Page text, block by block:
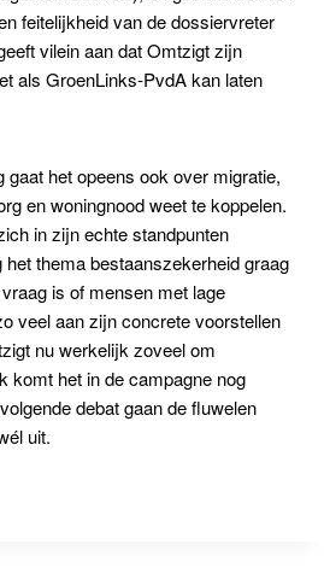
feitelijkheid van de dossiervreter
vilein aan dat Omtzigt zijn
als GroenLinks-PvdA kan laten
gaat het opeens ook over migratie,
en woningnood weet te koppelen.
in zijn echte standpunten
thema bestaanszekerheid graag
is of mensen met lage
veel aan zijn concrete voorstellen
nu werkelijk zoveel om
komt het in de campagne nog
debat gaan de fluwelen
uit.